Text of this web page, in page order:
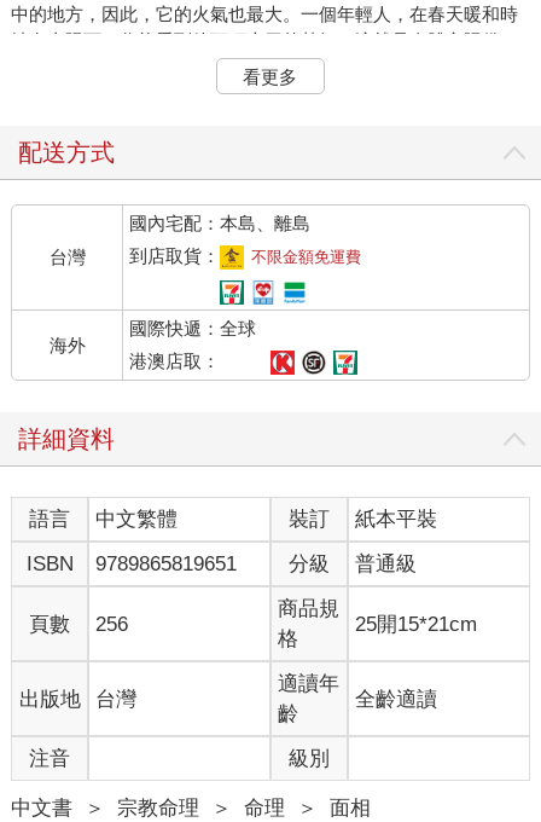
中的地方，因此，它的火氣也最大。一個年輕人，在春天暖和時
站在太陽下，你能看到他頭頂上冒的熱氣，這就是身體之陽借了
自然之陽，非常旺盛。所以老話說「貴人不頂重髮」，是人們從
過長過厚的頭髮會影響生命陽氣的蒸發，會憋出火來。所以，頭
戴帽子。
在傳統面相學看來，柔軟、烏黑、稀疏的頭髮是富貴的象徵。反
之，擁有厚重、如枯草般頭髮的人多貧寒一生。
關於頭髮和命運的關係，民間流傳著一個口訣：
1.頭髮稀軟黑如綿，少年家中有糧錢，性情品質多高尚，聰明得
2.頭髮粗硬密又多，個性急燥話不多，父母不全少年苦，一生勞
碌受折磨。
3.頭髮高上天庭平，父母必定有才能，自己聰明早得志，個性溫
和萬事成。
4.青頭皮發生富貴，黃頭皮發窮又忙，額上有旋多辛苦，腦後多
5.頭髮連眉缺爹娘，鬢毛不長少錢糧，苦是額窄低不平，此人一
生窮又忙。
腦門大代表聰明嗎？
看更多
配送方式
台灣
國內宅配：本島、離島
到店取貨：
不限金額免運費
海外
國際快遞：全球
港澳店取：
詳細資料
語言 中文繁體 裝訂
紙本平裝
ISBN
9789865819651 分級 普通級
頁數 256
商品規
格
25開15*21cm
出版地 台灣
適讀年
齡
全齡適讀
注音 級別
中文書 ＞ 宗教命理 ＞ 命理 ＞ 面相